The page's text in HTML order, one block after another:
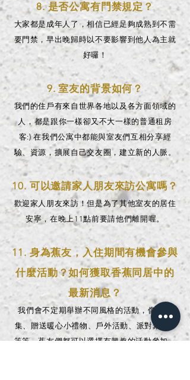
8. 是否公寓有門禁規定？
大家都是成年人了，相信已經足夠成熟到不需
要門禁，早出晚歸時以不要影響到他人為主就
好囉！
9. 室友的背景如何？
我們的住戶有來自世界各地以及各方面領域的
人，都是跟你一樣卻又不大一樣的普通租房
客:) 在我們公寓中都能與室友們互相分享經
驗、資源，擴展自己交友圈，建立新的人脈。
10. 可以邀請家人朋友來訪公寓嗎？
歡迎家人朋友來訪！但是為了其他室友的居住
安寧，在晚上11點前要請他們離開喔。
11. 身為蕉友，入住期間有機會參與
什麼活動？如何獲取香蕉同居中的
最新消息？
我們會不定期舉辦不同風格的活動，像是市
集、贈送暖心小禮物、戶外活動、派對聚會...
等等，蕉友們都可以選擇有興趣的活動參加。